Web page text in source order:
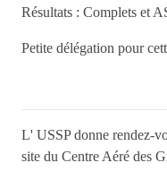
Résultats : Complets et
Petite délégation pour
L' USSP donne rendez-
site du Centre Aéré des